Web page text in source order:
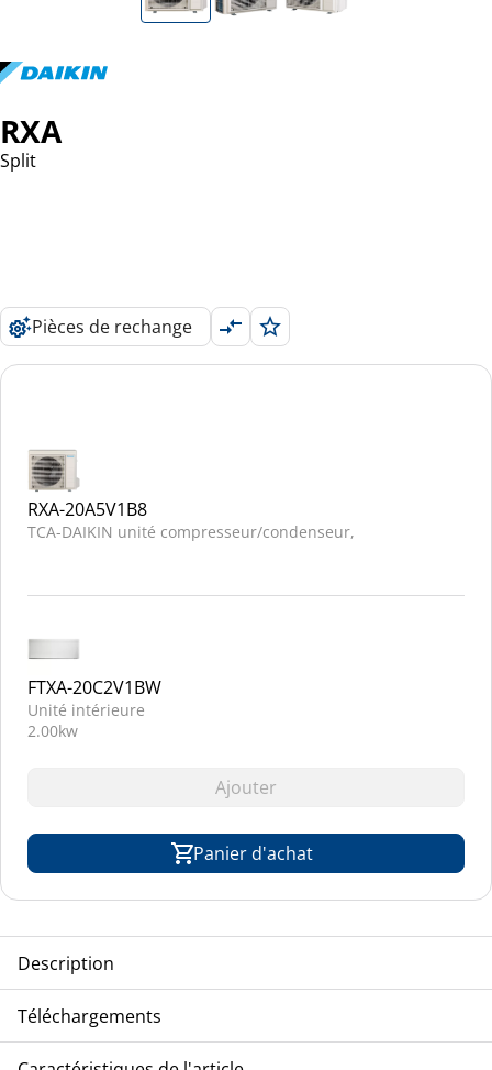
RXA
Split
Pièces de rechange
RXA-20A5V1B8
TCA-DAIKIN unité compresseur/condenseur,
FTXA-20C2V1BW
Unité intérieure
2.00kw
Ajouter
Panier d'achat
Description
refroidissement à air, modèle inverter, réfrigérant R-32
Téléchargements